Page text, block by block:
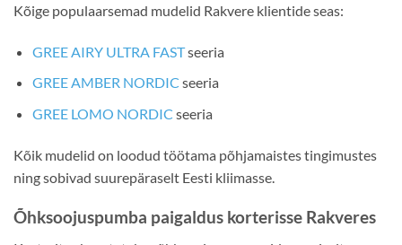
Kõige populaarsemad mudelid Rakvere klientide seas:
GREE AIRY ULTRA FASTseeria
GREE AMBER NORDIC seeria
GREE LOMO NORDIC seeria
Kõik mudelid on loodud töötama põhjamaistes tingimustes
ning sobivad suurepäraselt Eesti kliimasse.
Õhksoojuspumba paigaldus korterisse Rakveres